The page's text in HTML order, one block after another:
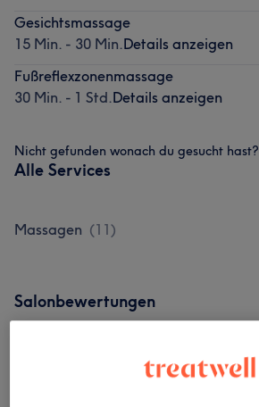
Gesichtsmassage
15 Min. - 30 Min.Details anzeigen
Fußreflexzonenmassage
30 Min. - 1 Std.Details anzeigen
Nicht gefunden wonach du gesucht hast?
Alle Services
Massagen (11)
Salonbewertungen